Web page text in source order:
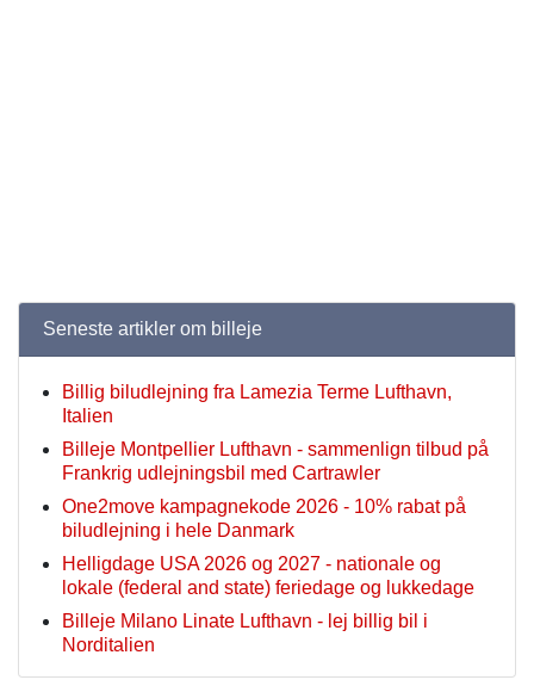
Seneste artikler om billeje
Billig biludlejning fra Lamezia Terme Lufthavn,
Italien
Billeje Montpellier Lufthavn - sammenlign tilbud på
Frankrig udlejningsbil med Cartrawler
One2move kampagnekode 2026 - 10% rabat på
biludlejning i hele Danmark
Helligdage USA 2026 og 2027 - nationale og
lokale (federal and state) feriedage og lukkedage
Billeje Milano Linate Lufthavn - lej billig bil i
Norditalien